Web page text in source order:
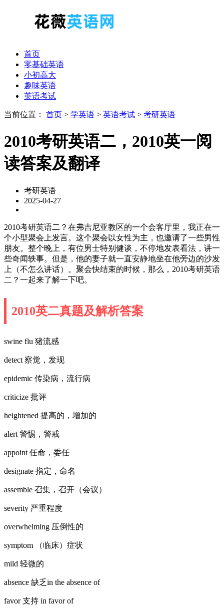
首页
零基础英语
小初高大
趣味英语
英语考试
当前位置： 首页 > 学英语 > 英语考试 > 考研英语
2010考研英语二，2010英一阅
读答案及翻译
考研英语
2025-04-27
2010考研英语二？在弗吉尼亚教区的一个会客厅里，我正在一
个小型聚会上发言。这个聚会以女性为主，也邀请了一些男性
朋友。整个晚上，有位男士特别健谈，不停地发表看法，讲一
些奇闻轶事。但是，他的妻子就一直安静地坐在他旁边的沙发
上（不怎么讲话）。聚会快结束的时候，那么，2010考研英语
二？一起来了解一下吧。
2010英二真题及解析答案
swine flu 猪流感
detect 察觉，发现
epidemic 传染病，流行病
criticize 批评
heightened 提高的，增加的
alert 警惕，警戒
appoint 任命，委任
designate 指定，命名
assemble 召集，召开（会议）
severity 严重程度
overwhelming 压倒性的
symptom （临床）症状
mild 轻微的
absence 缺乏in the absence of
favor 支持 in favor of